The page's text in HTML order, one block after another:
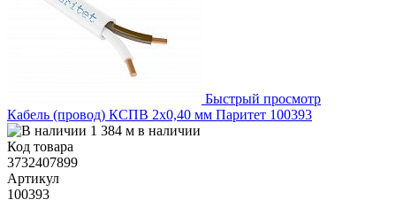
Быстрый просмотр
Кабель (провод) КСПВ 2х0,40 мм Паритет 100393
1 384 м в наличии
Код товара
3732407899
Артикул
100393